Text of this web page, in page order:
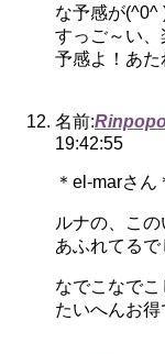
な予感が(^0^
すっご～い、
予感よ！あた
名前:
19:42:55
＊el-marさん
ルナの、こ
あふれてるで
なでこなで
たいへんお